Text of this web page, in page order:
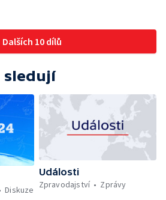
Dalších 10 dílů
sledují
Diskuze
Události
Zpravodajství
Zprávy